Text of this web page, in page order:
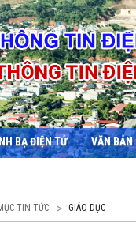
BẠ ĐIỆN TỬ VĂN BẢN
TIN TỨC GIÁO DỤC